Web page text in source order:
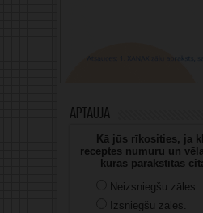
Aptauja
Kā jūs rīkosities, ja
receptes numuru un
kuras parakstītas
Neizsniegšu zāles.
Izsniegšu zāles.